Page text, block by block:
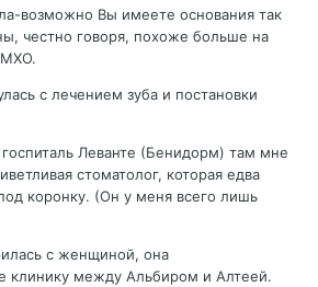
возможно Вы имеете основания так
честно говоря, похоже больше на
с лечением зуба и постановки
госпиталь Леванте (Бенидорм) там мне
стоматолог, которая едва
под коронку. (Он у меня всего лишь
с женщиной, она
клинику между Альбиром и Алтеей.